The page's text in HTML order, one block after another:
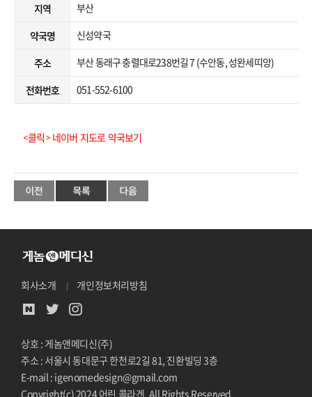
지역
부산
약국명
신성약국
주소
부산 동래구 충렬대로238번길 7 (수안동, 성완세띠앙)
전화번호
051-552-6100
<클릭> 네이버 지도로 약국보기
회사소개 개인정보처리방침
상호 : 게놈앤메디신(주)
주소 : 서울시 동대문구 한천로2길 81, 진환빌딩 3층
E-mail : igenomedesign@gmail.com
Copyright(c) 2024 어린 콜라겐. All Rights Reserved.